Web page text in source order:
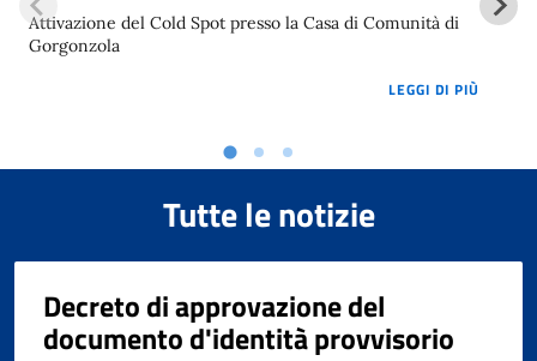
Attivazione del Cold Spot presso la Casa di Comunità di
Gorgonzola
LEGGI DI PIÙ
Tutte le notizie
Decreto di approvazione del
documento d'identità provvisorio